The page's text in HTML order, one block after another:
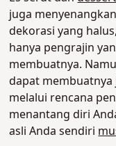
juga
dekorasi yang
hanya pengrajin
membuatnya.
dapat
melalui rencana
menantang diri
asli Anda sendiri